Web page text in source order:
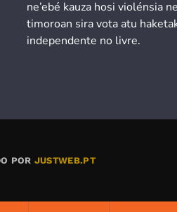
ne’ebé kauza hosi violénsia
timoroan sira vota atu
independente no livre.
POR JUSTWEB.PT